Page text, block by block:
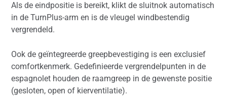
Als de eindpositie is bereikt, klikt de sluitnok automatisch
in de TurnPlus-arm en is de vleugel windbestendig
vergrendeld.
Ook de geïntegreerde greepbevestiging is een exclusief
comfortkenmerk. Gedefinieerde vergrendelpunten in de
espagnolet houden de raamgreep in de gewenste positie
(gesloten, open of kierventilatie).